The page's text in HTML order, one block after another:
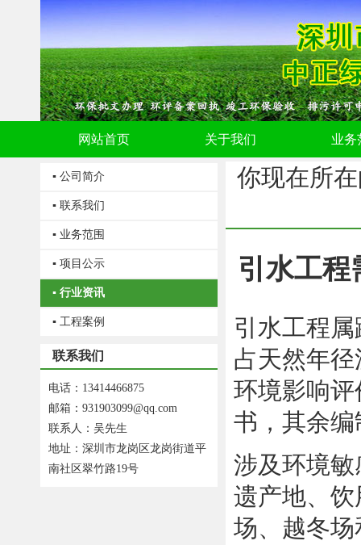
网站首页 关于我们 业务
▪ 公司简介
▪ 联系我们
▪ 业务范围
▪ 项目公示
▪ 行业资讯
▪ 工程案例
联系我们
电话：13414466875
邮箱：931903099@qq.com
联系人：吴先生
地址：深圳市龙岗区龙岗街道平
南社区翠竹路19号
你现在所
引水工程
引水工程
占天然年
环境影响
书，其余
涉及环境
遗产地、
场、越冬